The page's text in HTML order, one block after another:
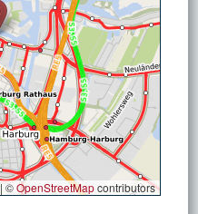
|©OpenStreetMapcontributors